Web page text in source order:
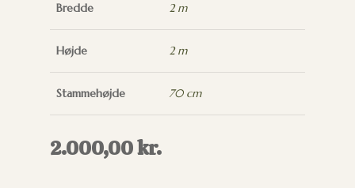
Bredde 2 m
Højde 2 m
Stammehøjde 70 cm
2.000,00kr.